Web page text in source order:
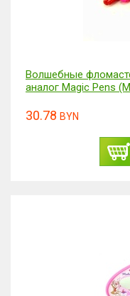
Волшебные
аналог Magic Pens
30.78 BYN